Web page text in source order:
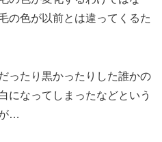
の色が以前とは違ってくるた
たり黒かったりした誰かの
になってしまったなどという
…